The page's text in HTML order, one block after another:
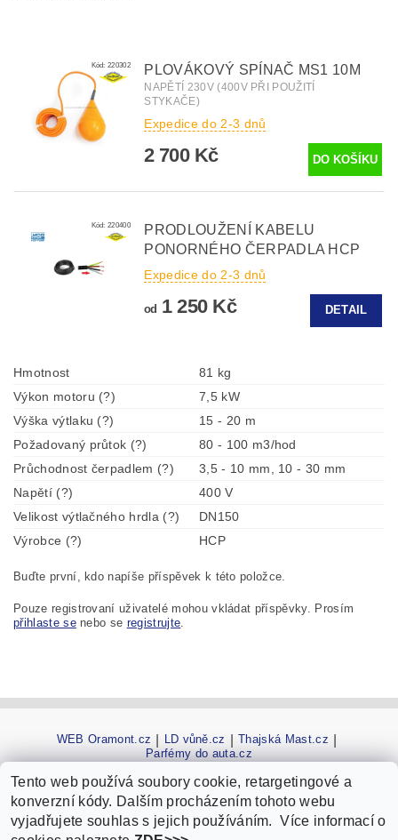
Kód:220302 PLOVÁKOVÝ SPÍNAČ MS1 10M
NAPĚTÍ 230V (400V PŘI POUŽITÍ
STYKAČE)
Expedice do 2-3 dnů
2 700 Kč
Kód:220400
PRODLOUŽENÍ KABELU
PONORNÉHO ČERPADLA HCP
Expedice do 2-3 dnů
od 1 250 Kč DETAIL
Hmotnost
81 kg
Výkon motoru (?)
7,5 kW
Výška výtlaku (?)
15 - 20 m
Požadovaný průtok (?)
80 - 100 m3/hod
Průchodnost čerpadlem (?)
3,5 - 10 mm, 10 - 30 mm
Napětí (?)
400 V
Velikost výtlačného hrdla (?)
DN150
Výrobce (?)
HCP
Buďte první, kdo napíše příspěvek k této položce.
Pouze registrovaní uživatelé mohou vkládat příspěvky. Prosím
přihlaste senebo se registrujte
WEB Oramont.cz LD vůně.cz Thajská Mast.cz
Parfémy do auta.cz
Tento web používá soubory cookie, retargetingové a
konverzní kódy. Dalším procházením tohoto webu
vyjadřujete souhlas s jejich používáním. Více informací o